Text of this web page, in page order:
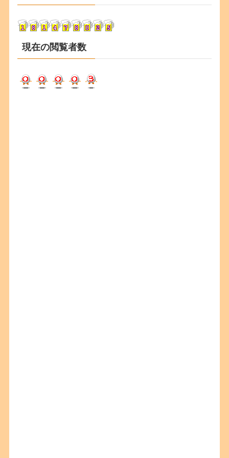
イ
現在の閲覧者数